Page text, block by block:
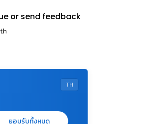
or send feedback
TH
ยอมรับทั้งหมด